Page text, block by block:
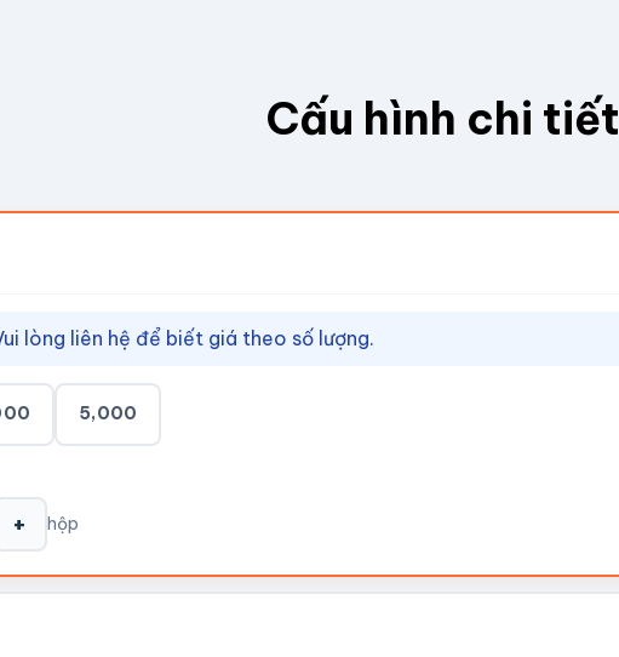
Cấu hình chi tiết
lòng liên hệ để biết giá theo số lượng.
5,000
+ hộp